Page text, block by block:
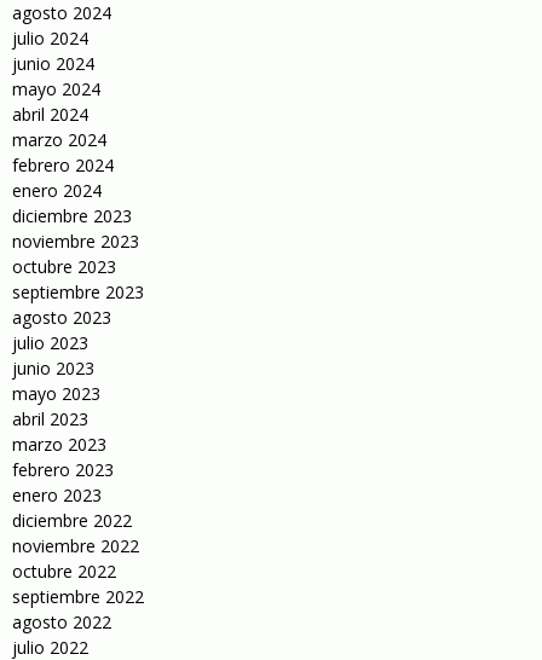
agosto 2024
julio 2024
junio 2024
mayo 2024
abril 2024
marzo 2024
febrero 2024
enero 2024
diciembre 2023
noviembre 2023
octubre 2023
septiembre 2023
agosto 2023
julio 2023
junio 2023
mayo 2023
abril 2023
marzo 2023
febrero 2023
enero 2023
diciembre 2022
noviembre 2022
octubre 2022
septiembre 2022
agosto 2022
julio 2022